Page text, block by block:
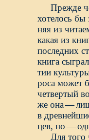
Прежде
хотелось бы
няя из
какая из
последних
книга
тии
роса может
четвертый
же она—
в
цев, но —
Для того